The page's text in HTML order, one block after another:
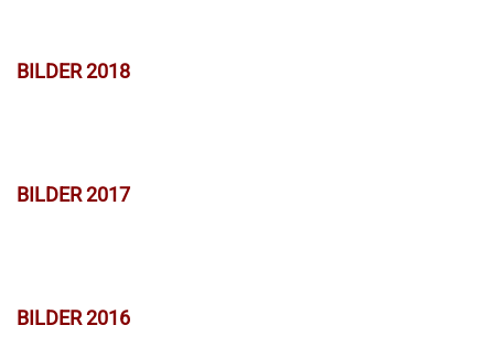
BILDER 2018
BILDER 2017
BILDER 2016